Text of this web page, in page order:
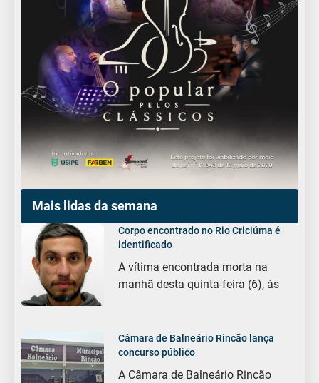
Mais lidas da semana
Corpo encontrado no Rio Criciúma é
identificado
A vítima encontrada morta na
manhã desta quinta-feira (6), às
Câmara de Balneário Rincão lança
concurso público
A Câmara de Balneário Rincão